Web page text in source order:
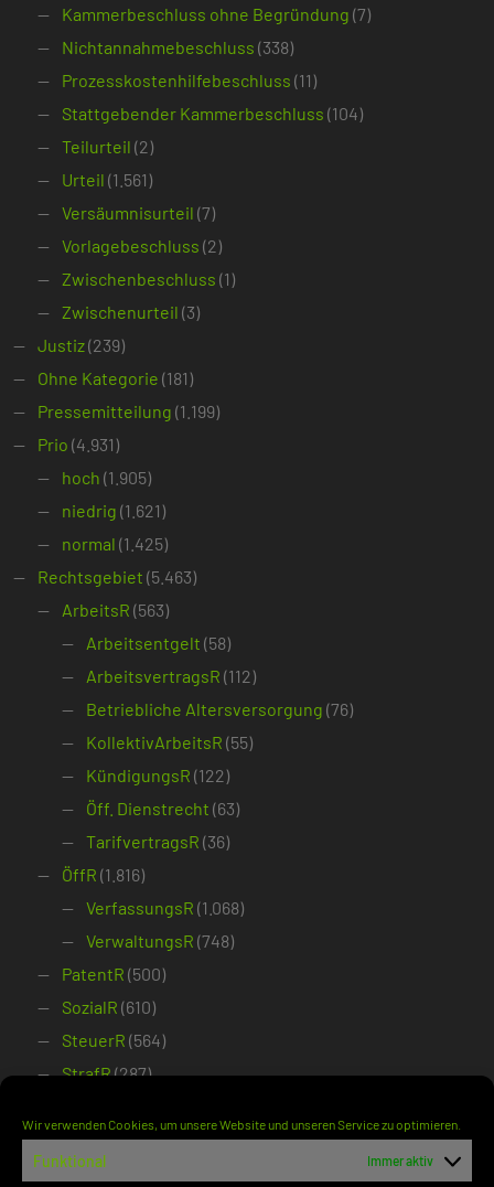
Wir verwenden Cookies, um unsere Website und unseren Service zu optimieren.
Funktional Immer aktiv
Kammerbeschluss ohne Begründung (7)
Nichtannahmebeschluss (338)
Prozesskostenhilfebeschluss (11)
Stattgebender Kammerbeschluss (104)
Teilurteil (2)
Urteil (1.561)
Versäumnisurteil (7)
Vorlagebeschluss (2)
Zwischenbeschluss (1)
Zwischenurteil (3)
Justiz(239)
Ohne Kategorie (181)
Pressemitteilung (1.199)
Prio (4.931)
hoch (1.905)
niedrig (1.621)
normal (1.425)
Rechtsgebiet (5.463)
ArbeitsR (563)
Arbeitsentgelt (58)
ArbeitsvertragsR (112)
Betriebliche Altersversorgung (76)
KollektivArbeitsR (55)
KündigungsR (122)
Öff. Dienstrecht (63)
TarifvertragsR (36)
ÖffR (1.816)
VerfassungsR (1.068)
VerwaltungsR (748)
PatentR (500)
SozialR (610)
SteuerR (564)
StrafR(287)
ZivilR(1.164)
Bank- und WertpapierR